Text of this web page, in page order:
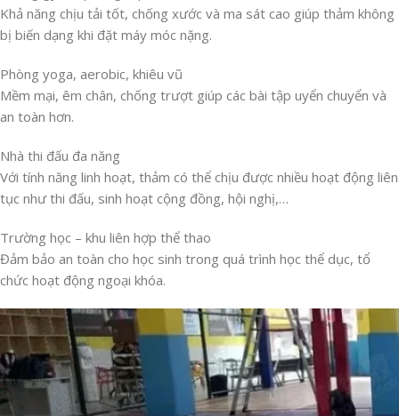
Khả năng chịu tải tốt, chống xước và ma sát cao giúp thảm không
bị biến dạng khi đặt máy móc nặng.
Phòng yoga, aerobic, khiêu vũ
Mềm mại, êm chân, chống trượt giúp các bài tập uyển chuyển và
an toàn hơn.
Nhà thi đấu đa năng
Với tính năng linh hoạt, thảm có thể chịu được nhiều hoạt động liên
tục như thi đấu, sinh hoạt cộng đồng, hội nghị,…
Trường học – khu liên hợp thể thao
Đảm bảo an toàn cho học sinh trong quá trình học thể dục, tổ
chức hoạt động ngoại khóa.